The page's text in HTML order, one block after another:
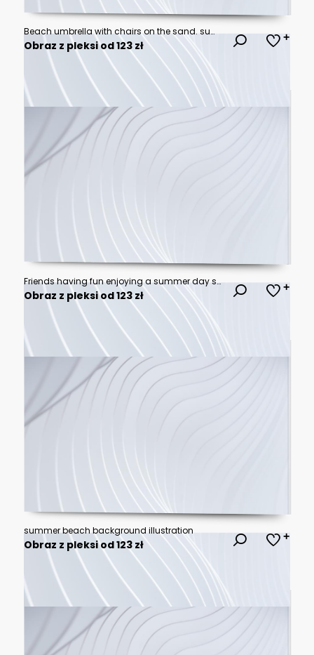
Beach umbrella with chairs on the sand. summer vacation concept. 3d rendering
Obraz z pleksi od 123 zł
Friends having fun enjoying a summer day swimming and jumping at the lake.
Obraz z pleksi od 123 zł
summer beach background illustration
Obraz z pleksi od 123 zł